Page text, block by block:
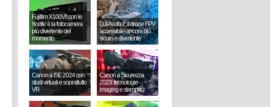
Fujifilm X100VI: con le
'ricette' è la fotocamera
più divertente del
momento
DJI Avata 2: il drone FPV
accessibile ancora più
sicuro e divertente
Canon a ISE 2024 con
studi virtuali e soprattutto
VR
Canon a Sicurezza
2023: tecnologie
imaging e stampa